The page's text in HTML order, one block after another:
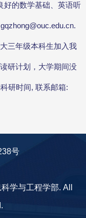
好的数学基础、英语听
三年级本科生加入我
研计划，大学期间没
研时间, 联系邮箱:
号
学与工程学部. All